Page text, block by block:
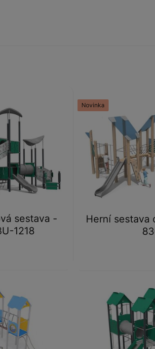
sestava -
1218
Herní sestava
Novinka